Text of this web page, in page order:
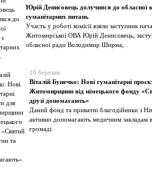
Юрій Денисовець долучився до обласної
гуманітарних питань
Участь у роботі комісії взяли заступник
Житомирської ОВА Юрій Денисовець,
обласної ради Володимир Ширма,
10 березня
Віталій Бунечко: Нові гуманітарні
Житомирщини від німецького фонду
друзі допомагають»
Даний фонд та приватні благодійники з
активно допомагають медичним закладам в
громаді.